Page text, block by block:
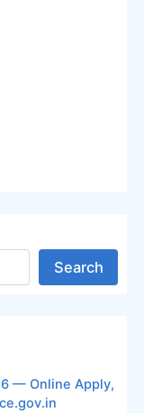
Search
— Online Apply,